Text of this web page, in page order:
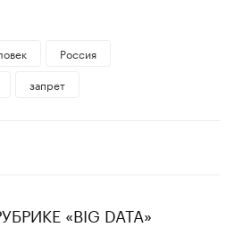
Россия
запрет
«BIG DATA»